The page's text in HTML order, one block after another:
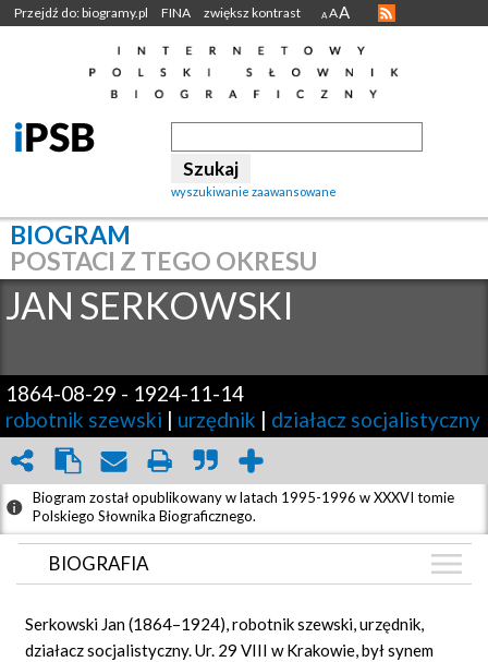
Przejdź do: biogramy.pl FINA zwiększ kontrast A AA
wyszukiwanie zaawansowane
BIOGRAM
POSTACI Z TEGO OKRESU
JAN SERKOWSKI
1864-08-29 - 1924-11-14
robotnik szewski | urzędnik | działacz socjalistyczny
Biogram został opublikowany w latach 1995-1996 w XXXVI tomie
Polskiego Słownika Biograficznego.
BIOGRAFIA
GRAF POWIĄZAŃ
Serkowski Jan (1864–1924), robotnik szewski, urzędnik,
działacz socjalistyczny. Ur. 29 VIII w Krakowie, był synem